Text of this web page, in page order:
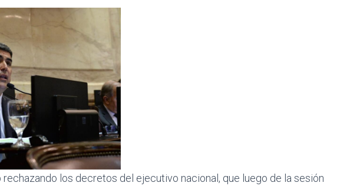
rechazando los decretos del ejecutivo nacional, que luego de la sesión